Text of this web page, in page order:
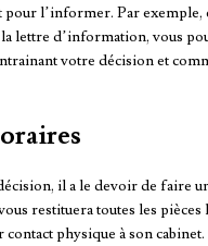
l’informer. Par exemple,
lettre d’information, vous
votre décision et
il a le devoir de faire
restituera toutes les
physique à son